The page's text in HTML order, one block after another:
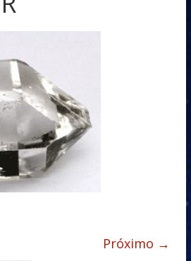
Próximo →